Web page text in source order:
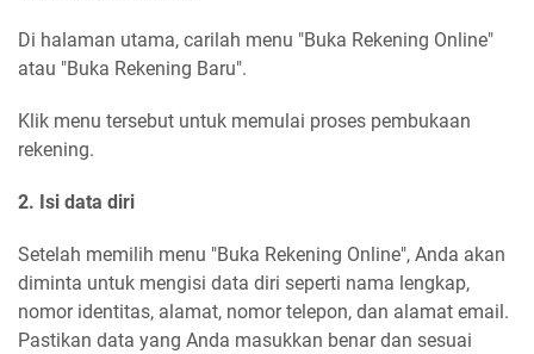
Di halaman utama, carilah menu "Buka Rekening Online"
atau "Buka Rekening Baru".
Klik menu tersebut untuk memulai proses pembukaan
rekening.
2. Isi data diri
Setelah memilih menu "Buka Rekening Online", Anda akan
diminta untuk mengisi data diri seperti nama lengkap,
nomor identitas, alamat, nomor telepon, dan alamat email.
Pastikan data yang Anda masukkan benar dan sesuai